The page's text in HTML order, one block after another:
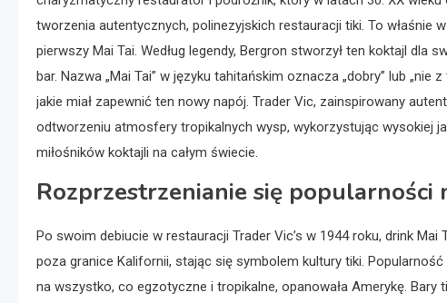
tworzenia autentycznych, polinezyjskich restauracji tiki. To właśnie
pierwszy Mai Tai. Według legendy, Bergron stworzył ten koktajl dla
bar. Nazwa „Mai Tai” w języku tahitańskim oznacza „dobry” lub
jakie miał zapewnić ten nowy napój. Trader Vic, zainspirowany
odtworzeniu atmosfery tropikalnych wysp, wykorzystując wysokiej
miłośników koktajli na całym świecie.
Rozprzestrzenianie się popularności
Po swoim debiucie w restauracji Trader Vic’s w 1944 roku, drink
poza granice Kalifornii, stając się symbolem kultury tiki.
na wszystko, co egzotyczne i tropikalne, opanowała Amerykę.